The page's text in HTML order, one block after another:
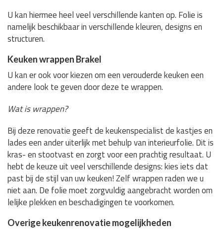
U kan hiermee heel veel verschillende kanten op. Folie is
namelijk beschikbaar in verschillende kleuren, designs en
structuren.
Keuken wrappen Brakel
U kan er ook voor kiezen om een verouderde keuken een
andere look te geven door deze te wrappen.
Wat is wrappen?
Bij deze renovatie geeft de keukenspecialist de kastjes en
lades een ander uiterlijk met behulp van interieurfolie. Dit is
kras- en stootvast en zorgt voor een prachtig resultaat. U
hebt de keuze uit veel verschillende designs: kies iets dat
past bij de stijl van uw keuken! Zelf wrappen raden we u
niet aan. De folie moet zorgvuldig aangebracht worden om
lelijke plekken en beschadigingen te voorkomen.
Overige keukenrenovatie mogelijkheden